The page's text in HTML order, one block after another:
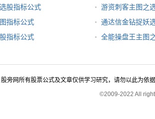
股指标公式
游资刺客主图之
指标公式
通达信金钻捉妖
指标公式
全能操盘王主图
股旁网所有股票公式及文章仅供学习研究，请勿以此为依
©2009-2022 All